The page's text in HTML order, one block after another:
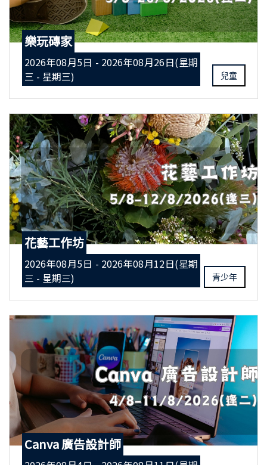
樂玩磚家
2026年08月5日 - 2026年08月26日(星期
三 - 星期三)
兒童
花藝工作坊
2026年08月5日 - 2026年08月12日(星期
三 - 星期三)
青少年
Canva 廣告設計師